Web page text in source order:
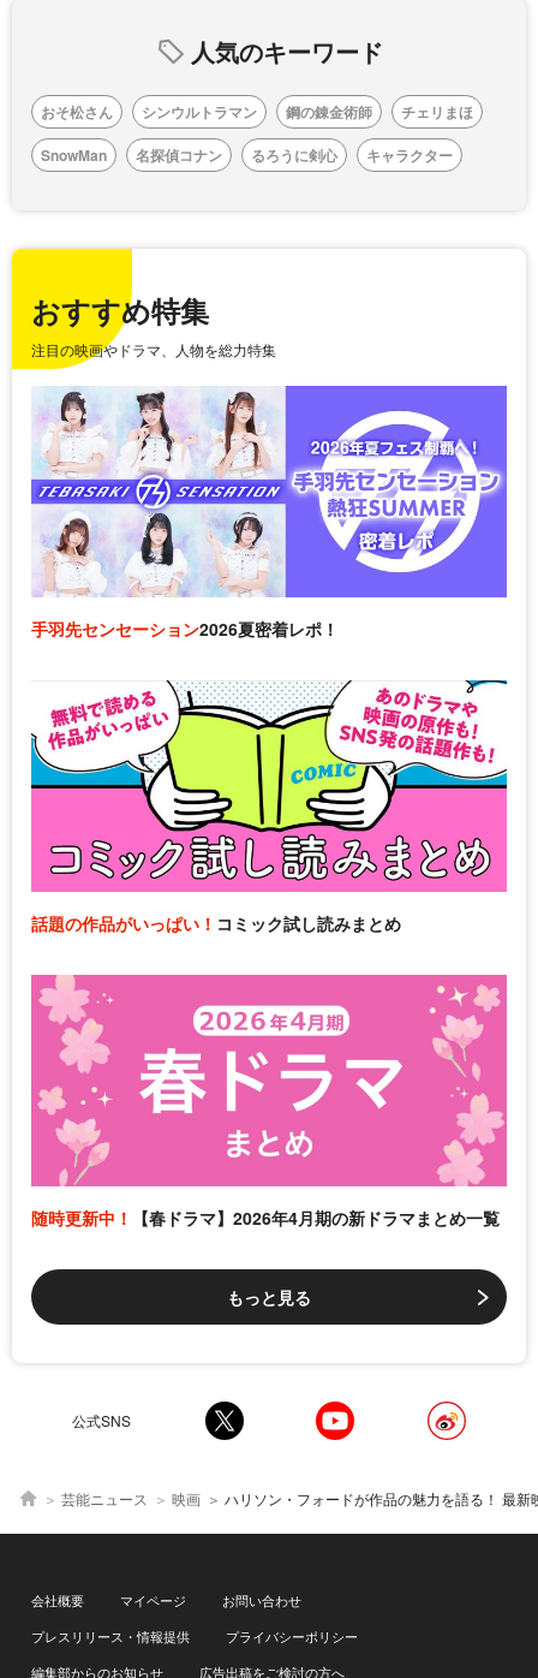
人気のキーワード
おそ松さん シンウルトラマン 鋼の錬金術師
チェリまほ
SnowMan
名探偵コナン るろうに剣心 キャラクター
おすすめ特集
注目の映画やドラマ、人物を総力特集
手羽先センセーション2026夏密着レポ！
話題の作品がいっぱい！ コミック試し読みまとめ
随時更新中！ 【春ドラマ】2026年4月期の新ドラマまとめ一覧
もっと見る
公式SNS
芸能ニュース 映画 ハリソン・フォードが作品の魅力を語る！ 最新映像も公開＜野性の呼び
会社概要 マイページ
お問い合わせ
プレスリリース・情報提供
プライバシーポリシー
編集部からのお知らせ
広告出稿をご検討の方へ